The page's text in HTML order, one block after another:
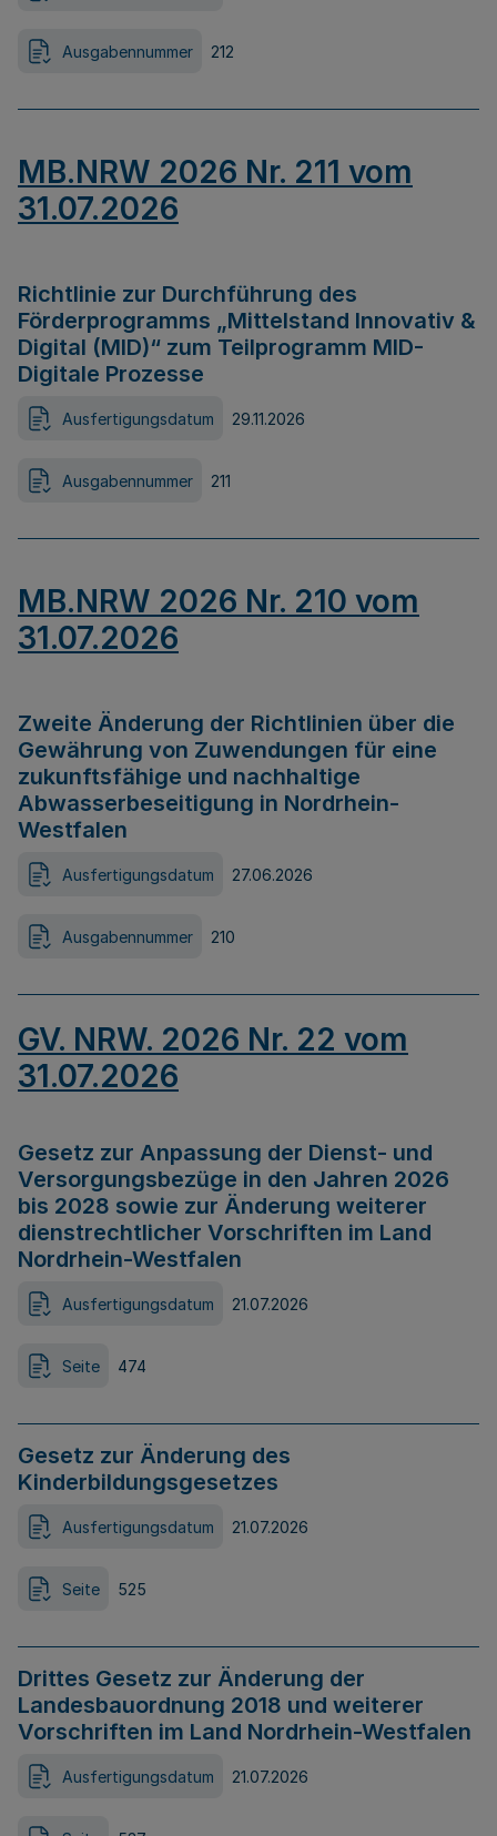
Ausgabennummer 212
MB.NRW 2026 Nr. 211 vom
31.07.2026
Richtlinie zur Durchführung des
Förderprogramms „Mittelstand Innovativ &
Digital (MID)“ zum Teilprogramm MID-
Digitale Prozesse
Ausfertigungsdatum 29.11.2026
Ausgabennummer 211
MB.NRW 2026 Nr. 210 vom
31.07.2026
Zweite Änderung der Richtlinien über die
Gewährung von Zuwendungen für eine
zukunftsfähige und nachhaltige
Abwasserbeseitigung in Nordrhein-
Westfalen
Ausfertigungsdatum 27.06.2026
Ausgabennummer 210
GV. NRW. 2026 Nr. 22 vom
31.07.2026
Gesetz zur Anpassung der Dienst- und
Versorgungsbezüge in den Jahren 2026
bis 2028 sowie zur Änderung weiterer
dienstrechtlicher Vorschriften im Land
Nordrhein-Westfalen
Ausfertigungsdatum 21.07.2026
Seite 474
Gesetz zur Änderung des
Kinderbildungsgesetzes
Ausfertigungsdatum 21.07.2026
Seite 525
Drittes Gesetz zur Änderung der
Landesbauordnung 2018 und weiterer
Vorschriften im Land Nordrhein-Westfalen
Ausfertigungsdatum 21.07.2026